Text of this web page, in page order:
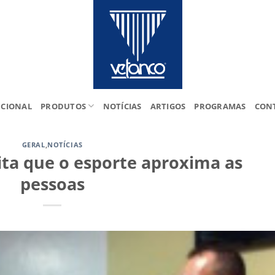
PRODUTOS NOTÍCIAS ARTIGOS PROGRAMAS
GERAL,NOTÍCIAS
que o esporte aproxima as
pessoas